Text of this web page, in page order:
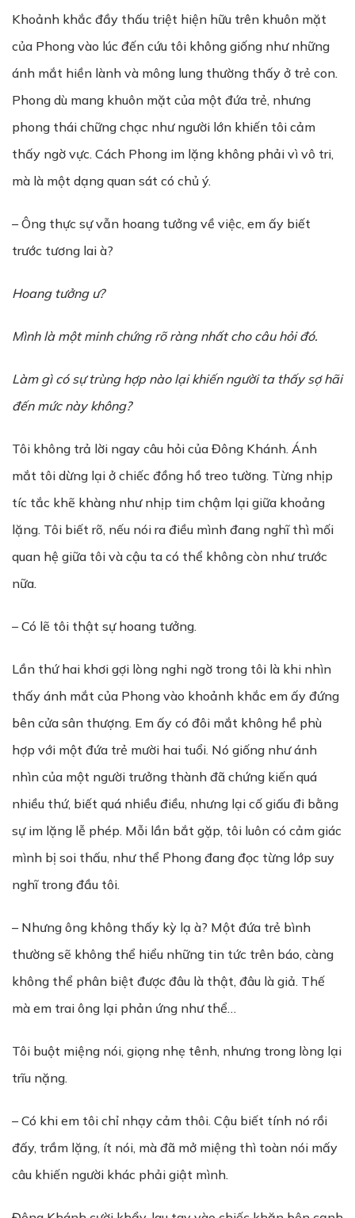
Khoảnh khắc đầy thấu triệt hiện hữu trên khuôn mặt
của Phong vào lúc đến cứu tôi không giống như những
ánh mắt hiền lành và mông lung thường thấy ở trẻ con.
Phong dù mang khuôn mặt của một đứa trẻ, nhưng
phong thái chững chạc như người lớn khiến tôi cảm
thấy ngờ vực. Cách Phong im lặng không phải vì vô tri,
mà là một dạng quan sát có chủ ý.
– Ông thực sự vẫn hoang tưởng về việc, em ấy biết
trước tương lai à?
Hoang tưởng ư?
Mình là một minh chứng rõ ràng nhất cho câu hỏi đó.
Làm gì có sự trùng hợp nào lại khiến người ta thấy sợ hãi
đến mức này không?
Tôi không trả lời ngay câu hỏi của Đông Khánh. Ánh
mắt tôi dừng lại ở chiếc đồng hồ treo tường. Từng nhịp
tíc tắc khẽ khàng như nhịp tim chậm lại giữa khoảng
lặng. Tôi biết rõ, nếu nói ra điều mình đang nghĩ thì mối
quan hệ giữa tôi và cậu ta có thể không còn như trước
nữa.
– Có lẽ tôi thật sự hoang tưởng.
Lần thứ hai khơi gợi lòng nghi ngờ trong tôi là khi nhìn
thấy ánh mắt của Phong vào khoảnh khắc em ấy đứng
bên cửa sân thượng. Em ấy có đôi mắt không hề phù
hợp với một đứa trẻ mười hai tuổi. Nó giống như ánh
nhìn của một người trưởng thành đã chứng kiến quá
nhiều thứ, biết quá nhiều điều, nhưng lại cố giấu đi bằng
sự im lặng lễ phép. Mỗi lần bắt gặp, tôi luôn có cảm giác
mình bị soi thấu, như thể Phong đang đọc từng lớp suy
nghĩ trong đầu tôi.
– Nhưng ông không thấy kỳ lạ à? Một đứa trẻ bình
thường sẽ không thể hiểu những tin tức trên báo, càng
không thể phân biệt được đâu là thật, đâu là giả. Thế
mà em trai ông lại phản ứng như thể…
Tôi buột miệng nói, giọng nhẹ tênh, nhưng trong lòng lại
trĩu nặng.
– Có khi em tôi chỉ nhạy cảm thôi. Cậu biết tính nó rồi
đấy, trầm lặng, ít nói, mà đã mở miệng thì toàn nói mấy
câu khiến người khác phải giật mình.